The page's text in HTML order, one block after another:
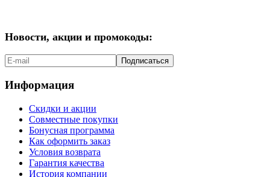
Новости, акции и промокоды:
Подписаться
Информация
Скидки и акции
Совместные покупки
Бонусная программа
Как оформить заказ
Условия возврата
Гарантия качества
История компании